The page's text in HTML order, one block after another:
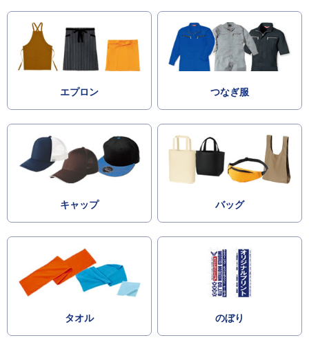
エプロン つなぎ服
キャップ バッグ
タオル のぼり